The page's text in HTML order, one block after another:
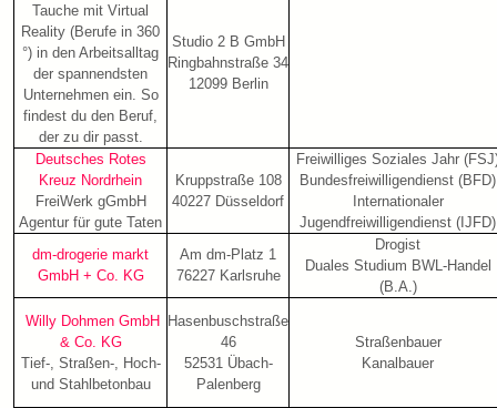
Tauche mit Virtual
Reality (Berufe in 360
°) in den Arbeitsalltag
der spannendsten
Unternehmen ein. So
findest du den Beruf,
der zu dir passt.
Studio 2 B GmbH
Ringbahnstraße 34
12099 Berlin
Deutsches Rotes
Kreuz Nordrhein
FreiWerk gGmbH
Agentur für gute Taten
Kruppstraße 108
40227 Düsseldorf
Freiwilliges Soziales Jahr
Bundesfreiwilligendienst (BFD)
Internationaler
Jugendfreiwilligendienst (IJFD)
dm-drogerie markt
GmbH + Co. KG
Am dm-Platz 1
76227 Karlsruhe
Drogist
Duales Studium BWL-Handel
(B.A.)
Willy Dohmen GmbH
& Co. KG
Tief-, Straßen-, Hoch-
und Stahlbetonbau
Hasenbuschstraße
46
52531 Übach-
Palenberg
Straßenbauer
Kanalbauer